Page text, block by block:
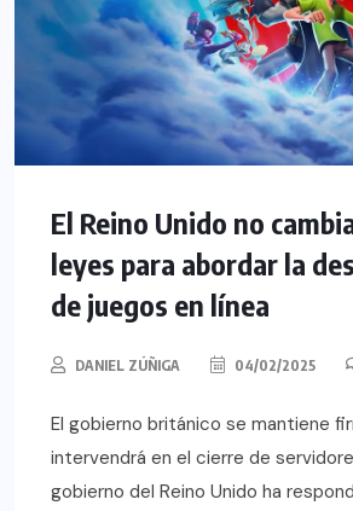
El Reino Unido no
leyes para abordar la
de juegos en línea
DANIEL ZÚÑIGA 04/02/2025
El gobierno británico se mantiene
intervendrá en el cierre de
gobierno del Reino Unido ha